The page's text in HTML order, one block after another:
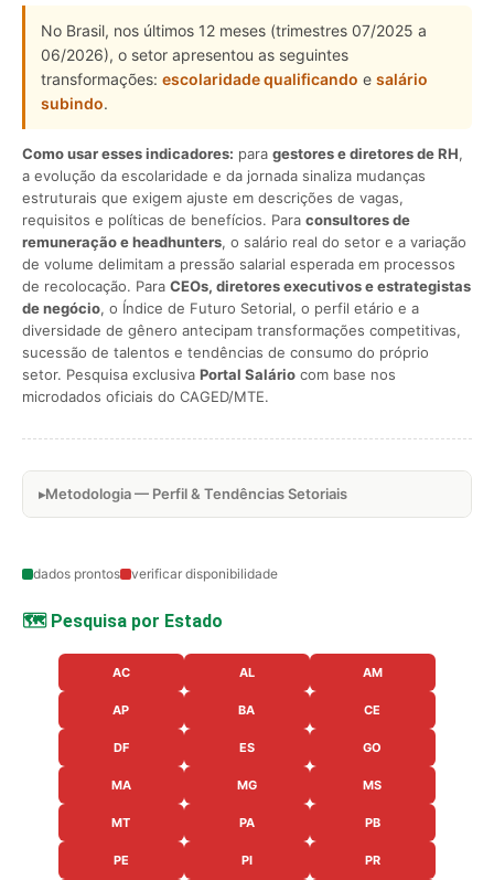
No Brasil, nos últimos 12 meses (trimestres 07/2025 a
06/2026), o setor apresentou as seguintes
transformações: escolaridade qualificando e salário
subindo.
Como usar esses indicadores: para gestores e diretores de RH,
a evolução da escolaridade e da jornada sinaliza mudanças
estruturais que exigem ajuste em descrições de vagas,
requisitos e políticas de benefícios. Para consultores de
remuneração e headhunters, o salário real do setor e a variação
de volume delimitam a pressão salarial esperada em processos
de recolocação. Para CEOs, diretores executivos e estrategistas
de negócio, o Índice de Futuro Setorial, o perfil etário e a
diversidade de gênero antecipam transformações competitivas,
sucessão de talentos e tendências de consumo do próprio
setor. Pesquisa exclusiva Portal Salário com base nos
microdados oficiais do CAGED/MTE.
Metodologia — Perfil & Tendências Setoriais
dados prontos verificar disponibilidade
🗺️ Pesquisa por Estado
AC AL AM
AP BA CE
DF ES GO
MA MG MS
MT PA PB
PE PI PR